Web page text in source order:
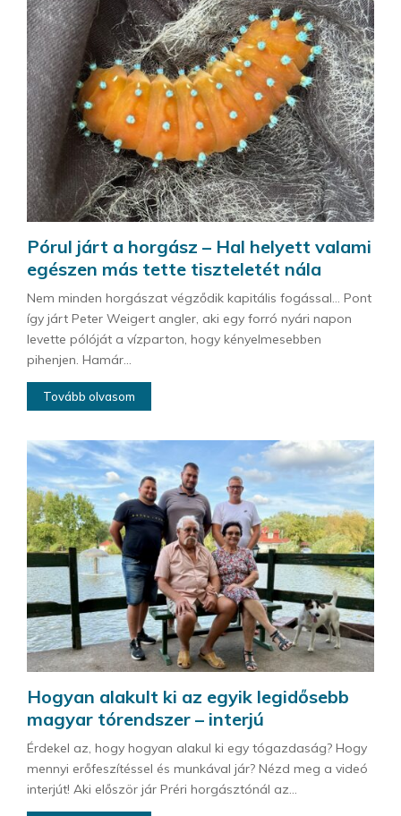
Pórul járt a horgász – Hal helyett valami
egészen más tette tiszteletét nála
Nem minden horgászat végződik kapitális fogással… Pont
így járt Peter Weigert angler, aki egy forró nyári napon
levette pólóját a vízparton, hogy kényelmesebben
pihenjen. Hamár...
Tovább olvasom
Hogyan alakult ki az egyik legidősebb
magyar tórendszer – interjú
Érdekel az, hogy hogyan alakul ki egy tógazdaság? Hogy
mennyi erőfeszítéssel és munkával jár? Nézd meg a videó
interjút! Aki először jár Préri horgásztónál az...